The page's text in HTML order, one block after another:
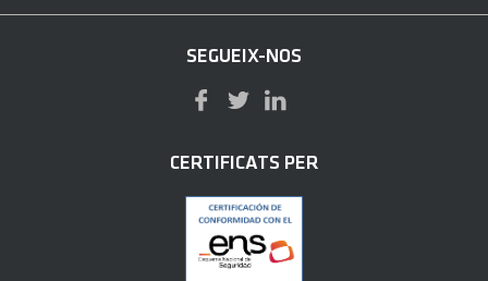
SEGUEIX-NOS
CERTIFICATS PER